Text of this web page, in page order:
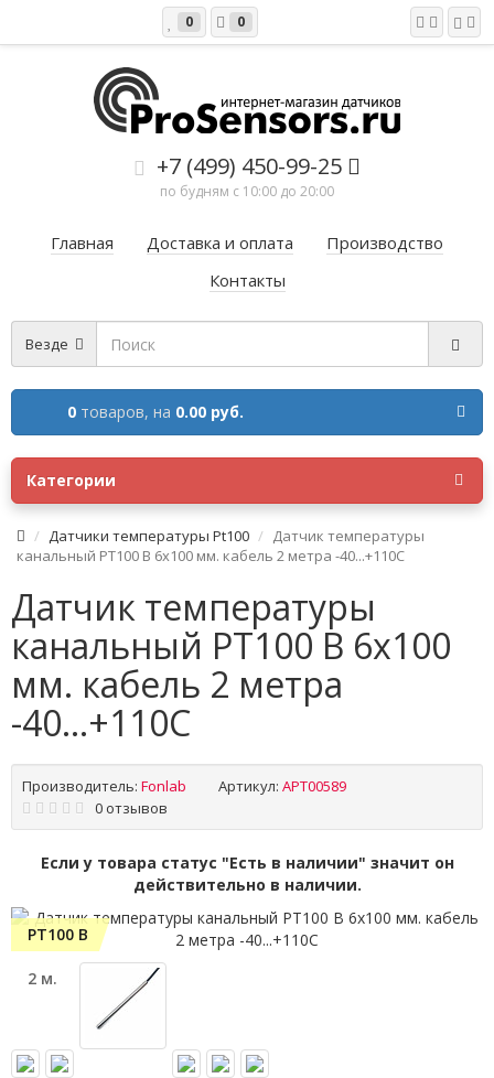
0 0
+7 (499) 450-99-25
по будням с 10:00 до 20:00
Главная Доставка и оплата
Производство
Контакты
Везде
0 товаров, на 0.00 руб.
Категории
Датчики температуры Pt100
Датчик температуры
канальный PT100 B 6x100 мм. кабель 2 метра -40...+110C
Датчик температуры
канальный PT100 B 6x100
мм. кабель 2 метра
-40...+110C
Производитель: Fonlab Артикул: APT00589
0 отзывов
Если у товара статус "Есть в наличии" значит он
действительно в наличии.
PT100 B
2 м.